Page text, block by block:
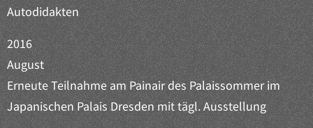
Autodidakten
2016
August
Erneute Teilnahme am Painair des Palaissommer im
Japanischen Palais Dresden mit tägl. Ausstellung